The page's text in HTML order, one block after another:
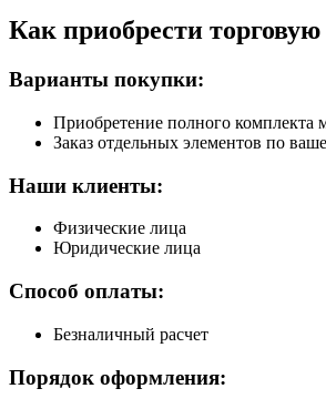
Как приобрести торговую
Варианты покупки:
Приобретение полного комплекта
Заказ отдельных элементов по
Наши клиенты:
Физические лица
Юридические лица
Способ оплаты:
Безналичный расчет
Порядок оформления: